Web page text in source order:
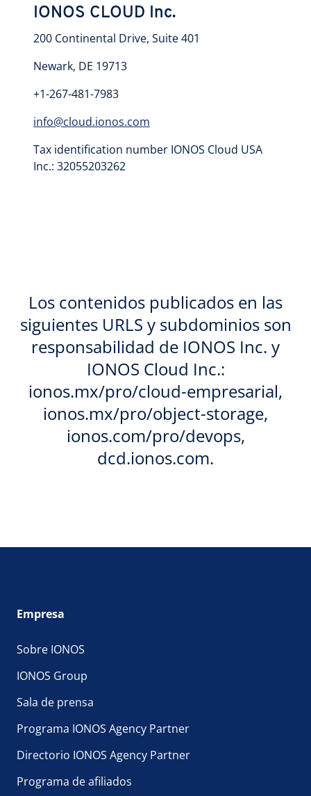
IONOS CLOUD Inc.
200 Continental Drive, Suite 401
Newark, DE 19713
+1-267-481-7983
info@cloud.ionos.com
Tax identification number IONOS Cloud USA
Inc.: 32055203262
Los contenidos publicados en las
siguientes URLS y subdominios son
responsabilidad de IONOS Inc. y
IONOS Cloud Inc.:
ionos.mx/pro/cloud-empresarial,
ionos.mx/pro/object-storage,
ionos.com/pro/devops,
dcd.ionos.com.
Empresa
Sobre IONOS
IONOS Group
Sala de prensa
Programa IONOS Agency Partner
Directorio IONOS Agency Partner
Programa de afiliados